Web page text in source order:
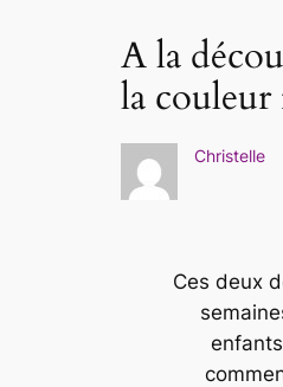
A la
la couleur
Christelle
Ces deux